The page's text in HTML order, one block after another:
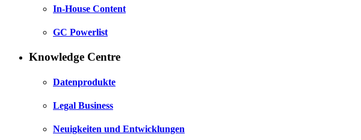
In-House Content
GC Powerlist
Knowledge Centre
Datenprodukte
Legal Business
Neuigkeiten und Entwicklungen